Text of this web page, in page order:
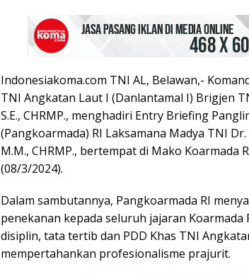
Indonesiakoma.com TNI AL, Belawan,-
TNI Angkatan Laut I (Danlantamal I) Brigjen
S.E., CHRMP., menghadiri Entry Briefing
(Pangkoarmada) RI Laksamana Madya TNI Dr.
M.M., CHRMP., bertempat di Mako Koarmada
(08/3/2024).
Dalam sambutannya, Pangkoarmada RI
penekanan kepada seluruh jajaran
disiplin, tata tertib dan PDD Khas TNI
mempertahankan profesionalisme prajurit.